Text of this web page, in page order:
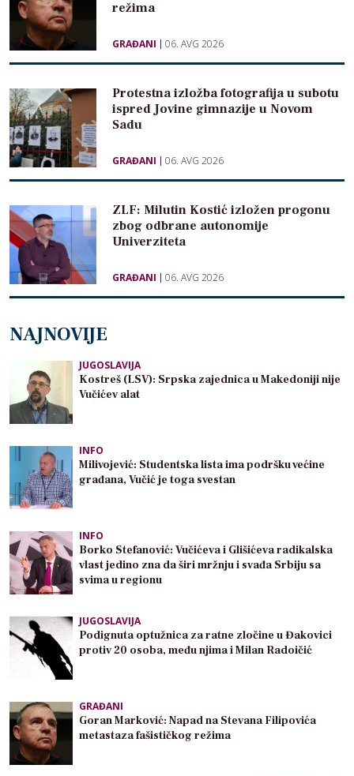
režima
GRAĐANI 06. AVG 2026
Protestna izložba fotografija u subotu
ispred Jovine gimnazije u Novom
Sadu
GRAĐANI 06. AVG 2026
ZLF: Milutin Kostić izložen progonu
zbog odbrane autonomije
Univerziteta
GRAĐANI 06. AVG 2026
NAJNOVIJE
JUGOSLAVIJA
Kostreš (LSV): Srpska zajednica u Makedoniji nije
Vučićev alat
INFO
Milivojević: Studentska lista ima podršku većine
građana, Vučić je toga svestan
INFO
Borko Stefanović: Vučićeva i Glišićeva radikalska
vlast jedino zna da širi mržnju i svađa Srbiju sa
svima u regionu
JUGOSLAVIJA
Podignuta optužnica za ratne zločine u Đakovici
protiv 20 osoba, među njima i Milan Radoičić
GRAĐANI
Goran Marković: Napad na Stevana Filipovića
metastaza fašističkog režima